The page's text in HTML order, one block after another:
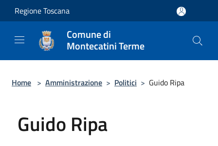
Salta al contenuto principale
Regione Toscana
Comune di
Montecatini Terme
Home > Amministrazione > Politici > Guido Ripa
Guido Ripa